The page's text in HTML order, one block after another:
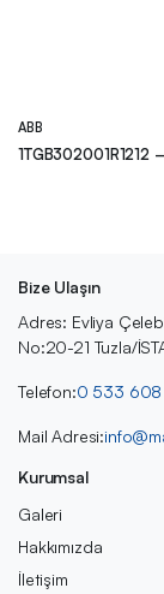
ABB
1TGB302001R1212
Bize Ulaşın
Adres: Evliya
No:20-21 Tuzla/
Telefon:0 533 608
Mail Adresi:
Kurumsal
Galeri
Hakkımızda
İletişim